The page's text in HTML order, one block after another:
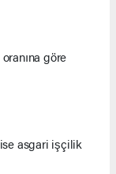
göre
asgari işçilik